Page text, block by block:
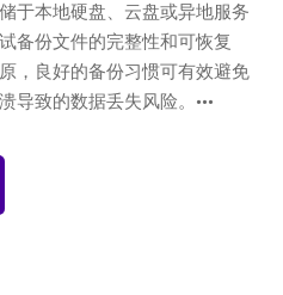
于本地硬盘、云盘或异地服务
备份文件的完整性和可恢复
，良好的备份习惯可有效避免
导致的数据丢失风险。···